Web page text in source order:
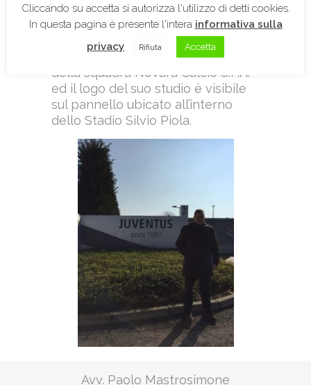
A partire dalla stagione calcistica
2017/2018 l’Avv. Paolo
Mastrosimone è altresì sponsor
della squadra Novara Calcio S.P.A.
ed il logo del suo studio è visibile
sul pannello ubicato all’interno
dello Stadio Silvio Piola.
Avv. Paolo Mastrosimone
Cliccando su accetta si autorizza l'utilizzo di detti cookies.
In questa pagina è presente l'intera informativa sulla
privacy
Rifiuta Accetta